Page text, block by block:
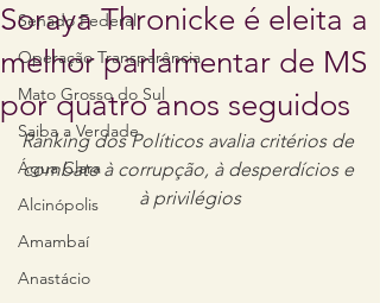
Senado Federal
Operação Transparência
Mato Grosso do Sul
Saiba a Verdade
Água Clara
Alcinópolis
Amambaí
Anastácio
Soraya Thronicke é eleita a
melhor parlamentar de MS
por quatro anos seguidos
Ranking dos Políticos avalia critérios de
combate à corrupção, à desperdícios e
à privilégios